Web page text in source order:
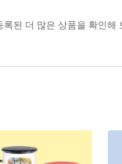
록된 더 많은 상품을 확인해